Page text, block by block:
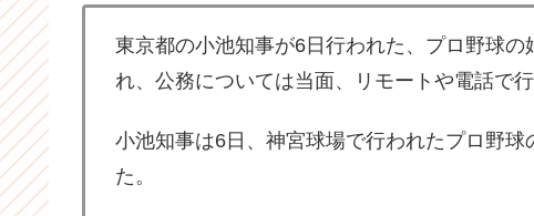
東京都の小池知事が6日行われた、プロ野球
れ、公務については当面、リモートや電話で行
小池知事は6日、神宮球場で行われたプロ野
た。